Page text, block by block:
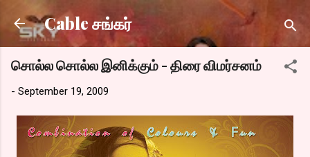
Skip to main content
Cable சங்கர்
சொல்ல சொல்ல இனிக்கும் - திரை விமர்சனம்
- September 19, 2009